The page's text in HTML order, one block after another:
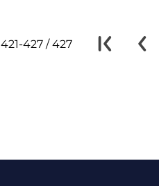
421-427 / 427